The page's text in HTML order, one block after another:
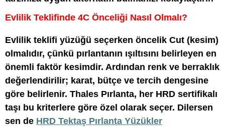
Evlilik Teklifinde 4C Önceliği Nasıl Olmalı?
Evlilik teklifi yüzüğü seçerken öncelik Cut (kesim)
olmalıdır, çünkü pırlantanın ışıltısını belirleyen en
önemli faktör kesimdir. Ardından renk ve berraklık
değerlendirilir; karat, bütçe ve tercih dengesine
göre belirlenir. Thales Pırlanta, her HRD sertifikalı
taşı bu kriterlere göre özel olarak seçer. Dilersen
sen de HRD Tektaş Pırlanta Yüzükler